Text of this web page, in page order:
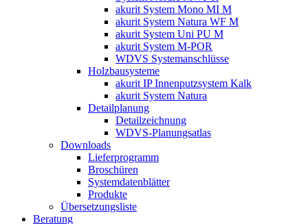
akurit System Mono MI M
akurit System Natura WF M
akurit System Uni PU M
akurit System M-POR
WDVS Systemanschlüsse
Holzbausysteme
akurit IP Innenputzsystem Kalk
akurit System Natura
Detailplanung
Detailzeichnung
WDVS-Planungsatlas
Downloads
Lieferprogramm
Broschüren
Systemdatenblätter
Produkte
Übersetzungsliste
Beratung